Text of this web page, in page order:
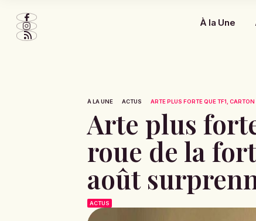
À la Une
À LA UNE ACTUS ARTE PLUS FORTE QUE TF1, CARTON
Arte plus
roue de la
août
ACTUS